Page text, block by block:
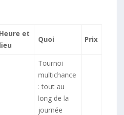
Heure et
lieu
Quoi Prix
Tournoi
multichance
: tout au
long de la
journée